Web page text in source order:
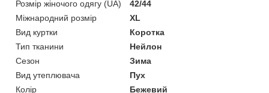
Розмір жіночого одягу (UA)
42/44
Міжнародний розмір
XL
Вид куртки
Коротка
Тип тканини
Нейлон
Сезон
Зима
Вид утеплювача
Пух
Колір
Бежевий